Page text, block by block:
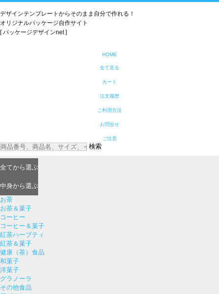
デザインテンプレートからそのまま自分で作れる！
オリジナルパッケージ自作サイト
[ パッケージデザインnet ]
HOME
全て見る
カート
注文履歴
ご利用方法
お問合せ
ご注意
検索
全てから選ぶ
中身から選ぶ
お茶
お茶＆菓子
コーヒー
コーヒー＆菓子
紅茶ハーブティ
紅茶＆菓子
健康（茶）食品
和菓子
洋菓子
グラノーラ
その他食品